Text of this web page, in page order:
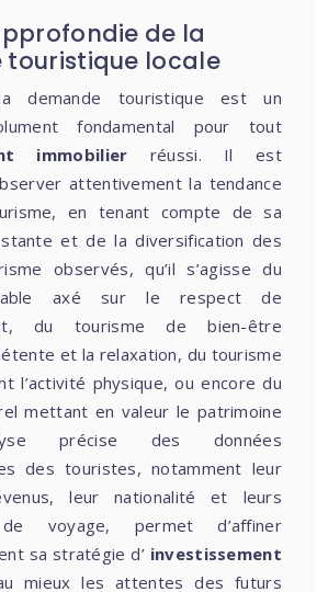
de la
touristique locale
demande touristique est un
fondamental pour tout
immobilier réussi. Il est
attentivement la tendance
en tenant compte de sa
et de la diversification des
observés, qu’il s’agisse du
axé sur le respect de
du tourisme de bien-être
et la relaxation, du tourisme
l’activité physique, ou encore du
mettant en valeur le patrimoine
précise des données
des touristes, notamment leur
leur nationalité et leurs
voyage, permet d’affiner
sa stratégie d’ investissement
mieux les attentes des futurs